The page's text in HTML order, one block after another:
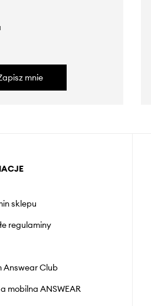
mnie
sklepu
regulaminy
Answear Club
mobilna ANSWEAR